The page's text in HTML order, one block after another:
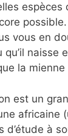
espèces
vous en
qu’il naisse
la mienne
est un
africaine
d’étude à